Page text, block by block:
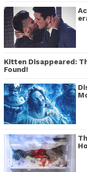
Kitten Disappeared:
Found!